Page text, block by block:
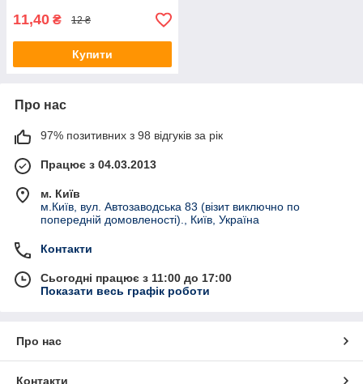
11,40 ₴ 12 ₴
Купити
Про нас
97% позитивних з 98 відгуків за рік
Працює з 04.03.2013
м. Київ
м.Київ, вул. Автозаводська 83 (візит виключно по
попередній домовленості)., Київ, Україна
Контакти
Сьогодні працює з 11:00 до 17:00
Показати весь графік роботи
Про нас
Контакти